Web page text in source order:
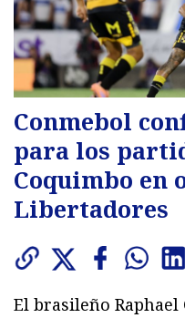
Conmebol
para los
Coquimbo en
Libertadores
El brasileño